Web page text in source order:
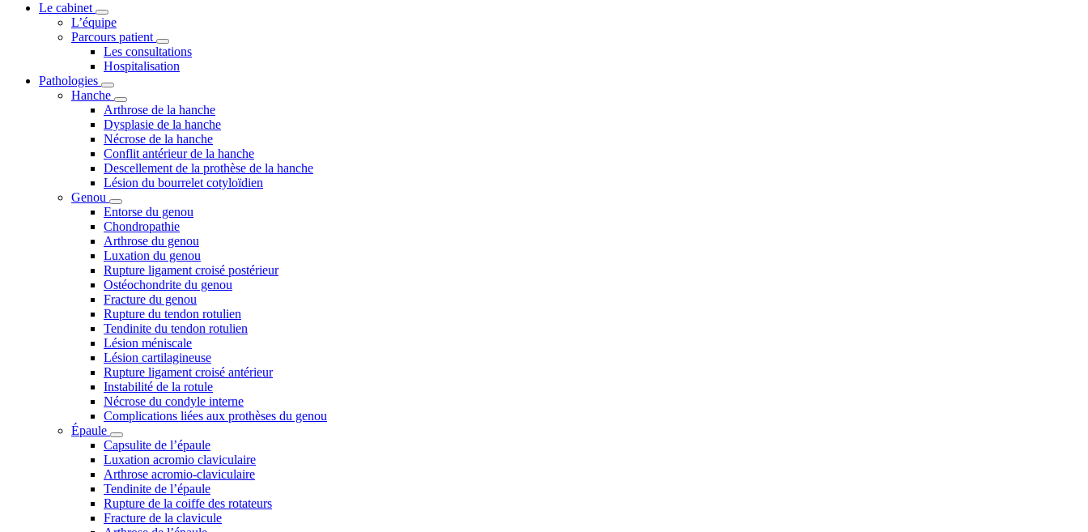
Le cabinet
L’équipe
Parcours patient
Les consultations
Hospitalisation
Pathologies
Hanche
Arthrose de la hanche
Dysplasie de la hanche
Nécrose de la hanche
Conflit antérieur de la hanche
Descellement de la prothèse de la hanche
Lésion du bourrelet cotyloïdien
Genou
Entorse du genou
Chondropathie
Arthrose du genou
Luxation du genou
Rupture ligament croisé postérieur
Ostéochondrite du genou
Fracture du genou
Rupture du tendon rotulien
Tendinite du tendon rotulien
Lésion méniscale
Lésion cartilagineuse
Rupture ligament croisé antérieur
Instabilité de la rotule
Nécrose du condyle interne
Complications liées aux prothèses du genou
Épaule
Capsulite de l’épaule
Luxation acromio claviculaire
Arthrose acromio-claviculaire
Tendinite de l’épaule
Rupture de la coiffe des rotateurs
Fracture de la clavicule